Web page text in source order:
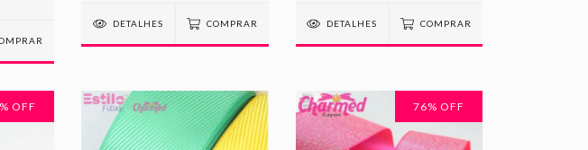
DETALHES COMPRAR DETALHES COMPRAR
% OFF 76% OFF